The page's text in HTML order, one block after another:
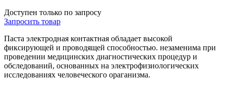
Доступен только по запросу
Запросить товар
Паста электродная контактная обладает высокой
фиксирующей и проводящей способностью. незаменима при
проведении медицинских диагностических процедур и
обследований, основанных на электрофизиологических
исследованиях человеческого ораганизма.